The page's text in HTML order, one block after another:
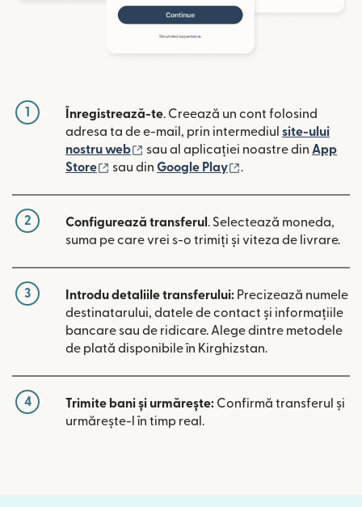
1 Înregistrează-te. Creează un cont folosind
adresa ta de e-mail, prin intermediul site-ului
nostru web
(se deschide într-o fereastră nouă)
sau al aplicației noastre din App
Store
(se deschide într-o fereastră nouă)
sau din Google Play (se deschide într-o
.
2 Configurează transferul . Selectează moneda,
suma pe care vrei s-o trimiți și viteza de livrare.
3 Introdu detaliile transferului: Precizează numele
destinatarului, datele de contact și informațiile
bancare sau de ridicare. Alege dintre metodele
de plată disponibile în Kirghizstan.
4 Trimite bani și urmărește: Confirmă transferul și
urmărește-l în timp real.